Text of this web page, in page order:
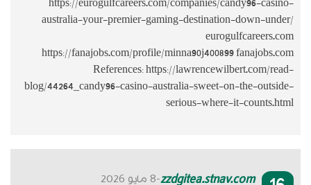
https://
blog/